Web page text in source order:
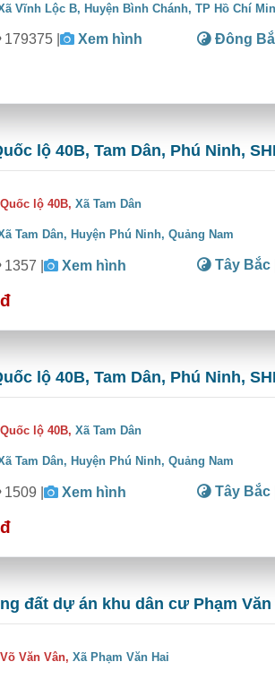
Vĩnh Lộc B, Huyện Bình Chánh,TP Hồ Chí
179375 | Xem hình Đông
lộ 40B, Tam Dân, Phú Ninh,
Quốc lộ 40B,Xã Tam Dân
Tam Dân, Huyện Phú Ninh,Quảng Nam
1357 | Xem hình Tây Bắc|
đ
lộ 40B, Tam Dân, Phú Ninh,
Quốc lộ 40B,Xã Tam Dân
Tam Dân, Huyện Phú Ninh,Quảng Nam
1509 | Xem hình Tây Bắc|
đ
đất dự án khu dân cư Phạm Văn
Võ Văn Vân,Xã Phạm Văn Hai